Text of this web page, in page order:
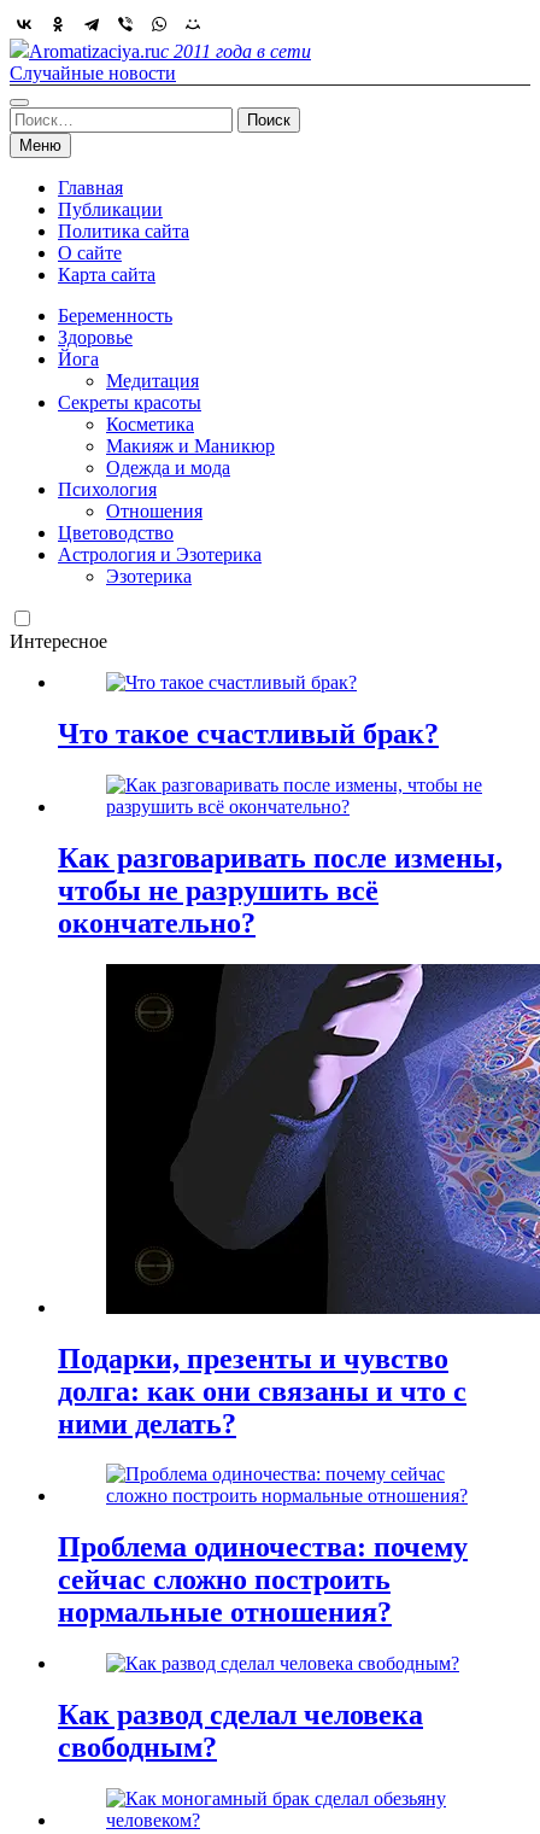
Skip
to
content
Aromatizaciya.ruс 2011 года в сети
Случайные новости
Найти:
Меню
Главная
Публикации
Политика сайта
О сайте
Карта сайта
Беременность
Здоровье
Йога
Медитация
Секреты красоты
Косметика
Макияж и Маникюр
Одежда и мода
Психология
Отношения
Цветоводство
Астрология и Эзотерика
Эзотерика
Интересное
Что такое счастливый брак?
Как разговаривать после измены,
чтобы не разрушить всё
окончательно?
Подарки, презенты и чувство
долга: как они связаны и что с
ними делать?
Проблема одиночества: почему
сейчас сложно построить
нормальные отношения?
Как развод сделал человека
свободным?